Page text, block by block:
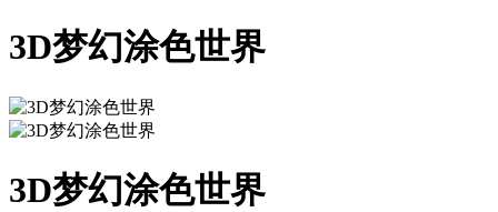
3D梦幻涂色世界
3D梦幻涂色世界